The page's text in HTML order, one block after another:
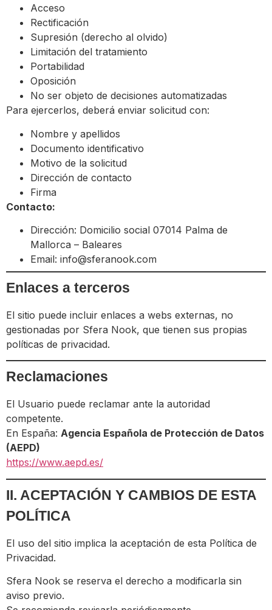
Acceso
Rectificación
Supresión (derecho al olvido)
Limitación del tratamiento
Portabilidad
Oposición
No ser objeto de decisiones automatizadas
Para ejercerlos, deberá enviar solicitud con:
Nombre y apellidos
Documento identificativo
Motivo de la solicitud
Dirección de contacto
Firma
Contacto:
Dirección: Domicilio social 07014 Palma de
Mallorca – Baleares
Email: info@sferanook.com
Enlaces a terceros
El sitio puede incluir enlaces a webs externas, no
gestionadas por Sfera Nook, que tienen sus propias
políticas de privacidad.
Reclamaciones
El Usuario puede reclamar ante la autoridad
competente.
En España: Agencia Española de Protección de Datos
(AEPD)
https://www.aepd.es/
II. ACEPTACIÓN Y CAMBIOS DE ESTA
POLÍTICA
El uso del sitio implica la aceptación de esta Política de
Privacidad.
Sfera Nook se reserva el derecho a modificarla sin
aviso previo.